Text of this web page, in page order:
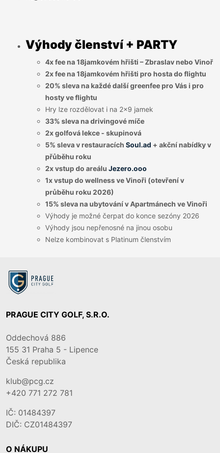
Výhody členství + PARTY
4x fee na 18jamkovém hřišti – Zbraslav nebo Vinoř
2x fee na 18jamkovém hřišti pro hosta do flightu
20% sleva na každé další greenfee pro Vás i pro
hosty ve flightu
Hry lze rozdělovat i na 2x9 jamek
33% sleva na drivingové míče
2x golfová lekce - skupinová
5% sleva v restauracích Soul.ad + akční nabídky v
přůběhu roku
2x vstup do areálu Jezero.ooo
1x vstup do wellness ve Vinoři (otevření v
průběhu roku 2026)
15% sleva na ubytování v Apartmánech ve Vinoři
Výhody je možné čerpat do konce sezóny 2026
Výhody jsou nepřenosné na jinou osobu
Nelze kombinovat s Platinum členstvím
PRAGUE CITY GOLF, S.R.O.
Oddechová 886
155 31 Praha 5 - Lipence
Česká republika
klub@pcg.cz
+420 771 272 781
IČ: 01484397
DIČ: CZ01484397
O NÁKUPU